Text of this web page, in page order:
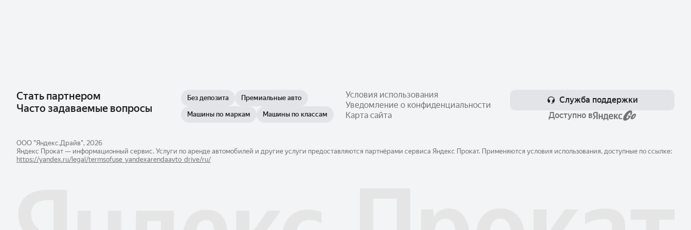
Стать партнером
Часто задаваемые вопросы
Без депозита Премиальные авто
Машины по маркам Машины по классам
Условия использования
Уведомление о конфиденциальности
Карта сайта
Служба поддержки
Доступно в
ООО "Яндекс.Драйв", 2026
Яндекс Прокат — информационный сервис. Услуги по аренде автомобилей и другие услуги предоставляются партнёрами сервиса Яндекс Прокат. Применяются условия использования, доступные по ссылке:
https://yandex.ru/legal/​termsofuse_yandexarendaavto_drive/ru/